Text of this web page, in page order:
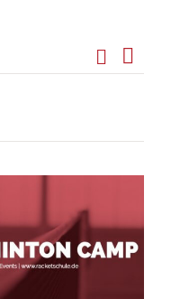
und
Suche
Liste